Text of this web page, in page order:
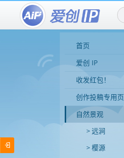
首页
爱创 IP
收发红包！
创作投稿专用页
自然景观
远涧
樱源